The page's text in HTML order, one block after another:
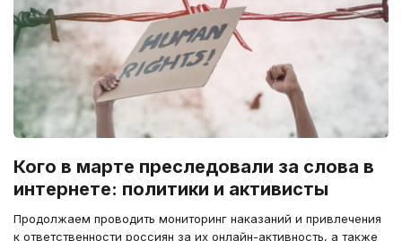
Кого в марте преследовали за слова в
интернете: политики и активисты
Продолжаем проводить мониторинг наказаний и привлечения
к ответственности россиян за их онлайн-активность, а также